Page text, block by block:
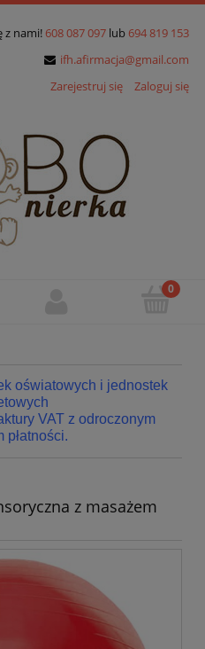
z nami! 608 087 097 lub 694 819 153
ifh.afirmacja@gmail.com
Zarejestruj się
Zaloguj się
oświatowych i jednostek
VAT z odroczonym
płatności.
z masażem